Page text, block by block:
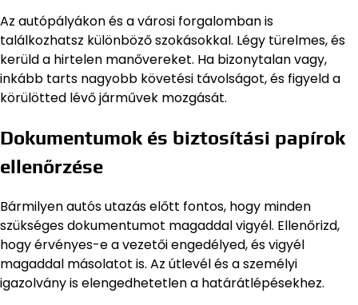
Az autópályákon és a városi forgalomban is
találkozhatsz különböző szokásokkal. Légy türelmes, és
kerüld a hirtelen manővereket. Ha bizonytalan vagy,
inkább tarts nagyobb követési távolságot, és figyeld a
körülötted lévő járművek mozgását.
Dokumentumok és biztosítási papírok
ellenőrzése
Bármilyen autós utazás előtt fontos, hogy minden
szükséges dokumentumot magaddal vigyél. Ellenőrizd,
hogy érvényes-e a vezetői engedélyed, és vigyél
magaddal másolatot is. Az útlevél és a személyi
igazolvány is elengedhetetlen a határátlépésekhez.